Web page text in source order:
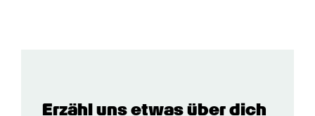
Erzähl uns etwas über dich